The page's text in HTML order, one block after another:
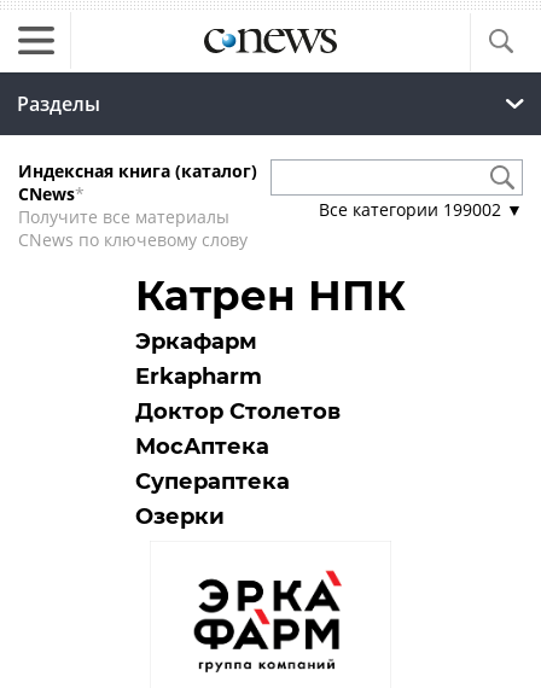
Разделы
Индексная книга (каталог)
CNews*
Получите все материалы
CNews по ключевому слову
Все категории 199002 ▼
Катрен НПК
Эркафарм
Erkapharm
Доктор Столетов
МосАптека
Супераптека
Озерки